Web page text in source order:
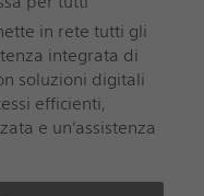
in rete tutti gli
integrata di
soluzioni digitali
efficienti,
e un’assistenza